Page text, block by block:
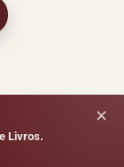
×
Livros.